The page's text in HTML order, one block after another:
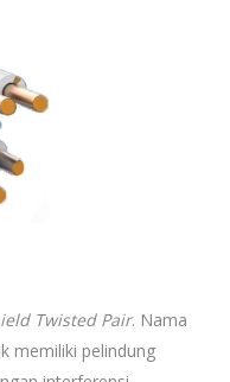
Twisted Pair. Nama
memiliki pelindung